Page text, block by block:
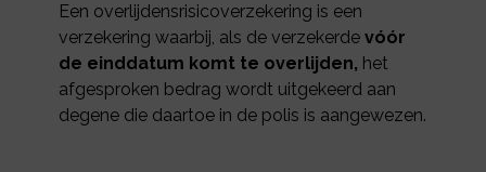
Een overlijdensrisicoverzekering is een
verzekering waarbij, als de verzekerdevóór
de einddatum komt te overlijden, het
afgesproken bedrag wordt uitgekeerd aan
degene die daartoe in de polis is aangewezen.